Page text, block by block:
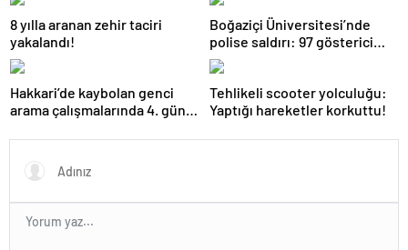
8 yılla aranan zehir taciri
yakalandı!
Boğaziçi Üniversitesi’nde
polise saldırı: 97 gösterici
gözaltında
Hakkari’de kaybolan genci
arama çalışmalarında 4. gün:
omzu çıktı!
Tehlikeli scooter yolculuğu:
Yaptığı hareketler korkuttu!